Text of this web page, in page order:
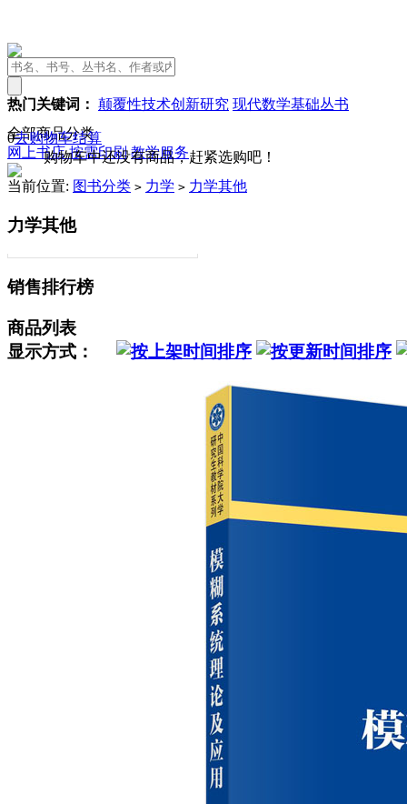
热门关键词： 颠覆性技术创新研究 现代数学基础丛书
0去购物车结算
购物车中还没有商品，赶紧选购吧！
全部商品分类
网上书店按需印刷 教学服务
当前位置: 图书分类 > 力学 > 力学其他
力学其他
销售排行榜
商品列表
显示方式：